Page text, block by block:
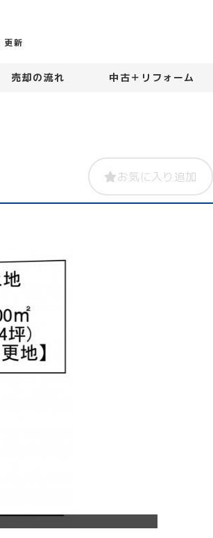
更新
売却の流れ 中古＋リフォーム
お気に入り追加